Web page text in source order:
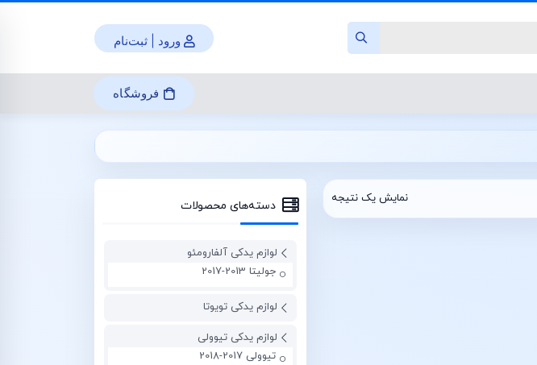
ورود | ثبت‌نام
فروشگاه
نمایش یک نتیجه دسته‌های محصولات
لوازم یدکی آلفارومئو
جولیتا 2013-2017
لوازم یدکی تویوتا
لوازم یدکی تیوولی
تیوولی 2017-2018